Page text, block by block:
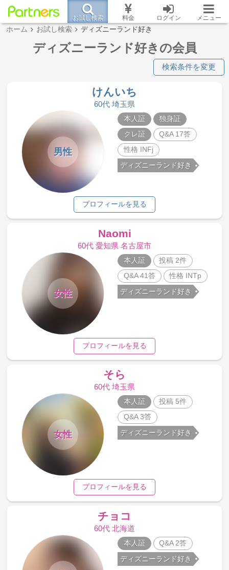
お試し検索 料金 ログイン メニュー
ホーム お試し検索 ディズニーランド好き
ディズニーランド好きの会員
検索条件を変更
けんいち
60代 埼玉県
男性
本人証
独身証
クレ証
Q&A 17答
性格 INFj
ディズニーランド好き
プロフィールを見る
Naomi
60代 愛知県 名古屋市
女性
本人証
投稿 2件
Q&A 41答
性格 INTp
ディズニーランド好き
プロフィールを見る
そら
60代 埼玉県
女性
本人証
投稿 5件
Q&A 3答
ディズニーランド好き
プロフィールを見る
チョコ
60代 北海道
本人証 Q&A 2答
ディズニーランド好き